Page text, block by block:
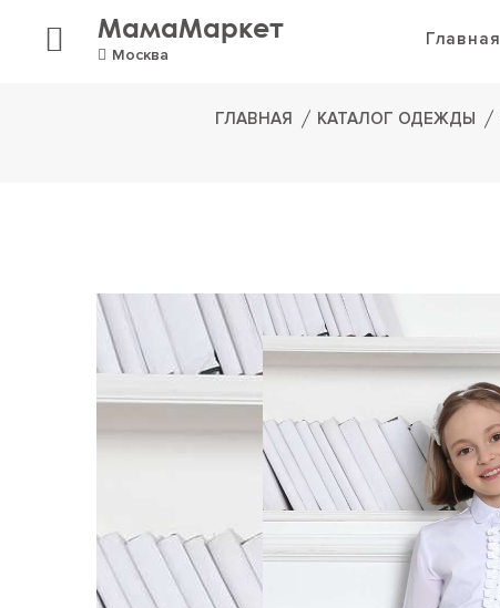
МамаМаркет
Москва
Главная
ГЛАВНАЯ КАТАЛОГ ОДЕЖДЫ